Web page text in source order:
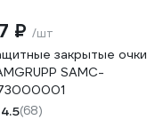
₽ /шт
закрытые очки
SAMC-
4.5(68)